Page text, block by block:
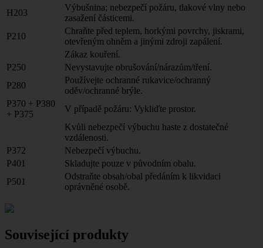
H203
Výbušnina; nebezpečí požáru, tlakové vlny nebo
zasažení částicemi.
P210
Chraňte před teplem, horkými povrchy, jiskrami,
otevřeným ohněm a jinými zdroji zapálení.
Zákaz kouření.
P250
Nevystavujte obrušování/nárazům/tření.
P280
Používejte ochranné rukavice/ochranný
oděv/ochranné brýle.
P370 + P380
+ P375
V případě požáru: Vykliďte prostor.
Kvůli nebezpečí výbuchu haste z dostatečné
vzdálenosti.
P372
Nebezpečí výbuchu.
P401
Skladujte pouze v původním obalu.
P501
Odstraňte obsah/obal předáním k likvidaci
oprávněné osobě.
Související produkty